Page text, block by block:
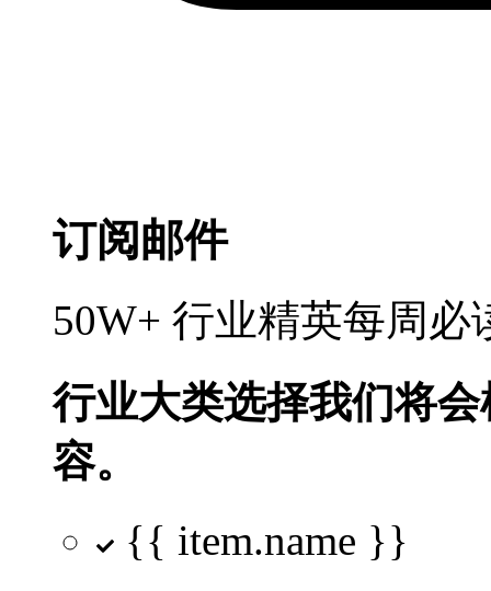
订阅邮件
50W+ 行业精英每周
行业大类选择我们将
容。
{{ item.name }}